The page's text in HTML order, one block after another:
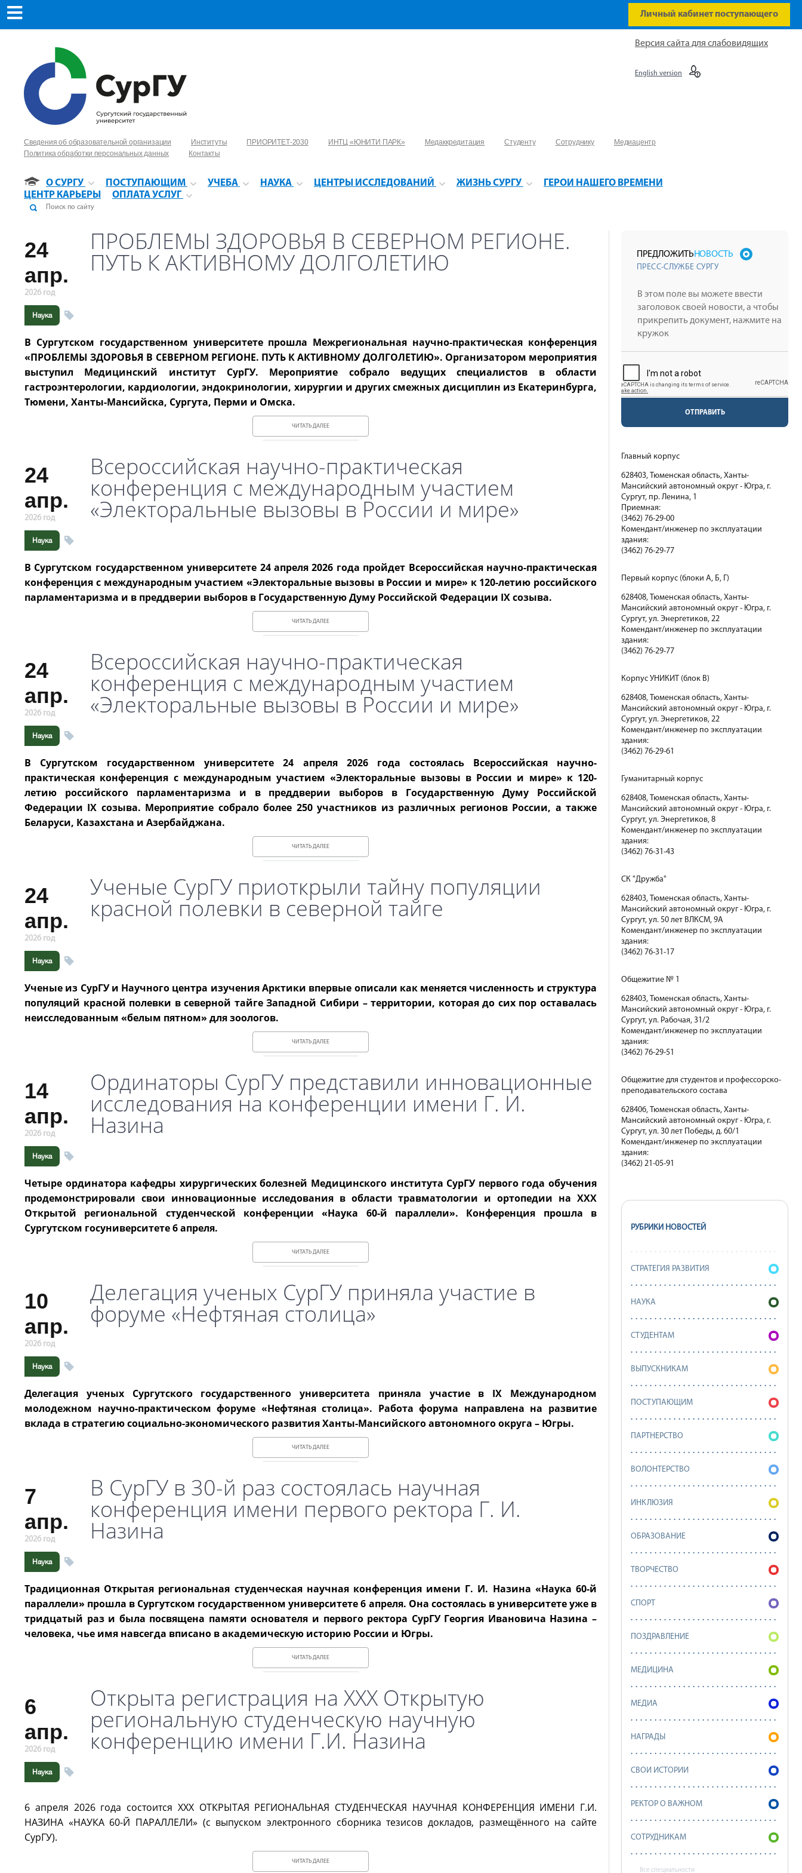
Личный кабинет поступающего
Сведения об образовательной организации Институты ПРИОРИТЕТ-2030 ИНТЦ «ЮНИТИ ПАРК» Медаккредитация Студенту Сотруднику
Медиацентр
Политика обработки персональных данных
Контакты
О СУРГУ ПОСТУПАЮЩИМ УЧЕБА НАУКА ЦЕНТРЫ ИССЛЕДОВАНИЙ ЖИЗНЬ СУРГУ
ГЕРОИ НАШЕГО ВРЕМЕНИ
ЦЕНТР КАРЬЕРЫ
ОПЛАТА УСЛУГ
Версия сайта для слабовидящих
English version
24
апр.
2026 год
ПРОБЛЕМЫ ЗДОРОВЬЯ В СЕВЕРНОМ РЕГИОНЕ.
ПУТЬ К АКТИВНОМУ ДОЛГОЛЕТИЮ
Наука
В Сургутском государственном университете прошла Межрегиональная научно-практическая конференция
«ПРОБЛЕМЫ ЗДОРОВЬЯ В СЕВЕРНОМ РЕГИОНЕ. ПУТЬ К АКТИВНОМУ ДОЛГОЛЕТИЮ». Организатором мероприятия
выступил Медицинский институт СурГУ. Мероприятие собрало ведущих специалистов в области
гастроэнтерологии, кардиологии, эндокринологии, хирургии и других смежных дисциплин из Екатеринбурга,
Тюмени, Ханты-Мансийска, Сургута, Перми и Омска.
ЧИТАТЬ ДАЛЕЕ
24
апр.
2026 год
Всероссийская научно-практическая
конференция с международным участием
«Электоральные вызовы в России и мире»
Наука
В Сургутском государственном университете 24 апреля 2026 года пройдет Всероссийская научно-практическая
конференция с международным участием «Электоральные вызовы в России и мире» к 120-летию российского
парламентаризма и в преддверии выборов в Государственную Думу Российской Федерации IX созыва.
ЧИТАТЬ ДАЛЕЕ
24
апр.
2026 год
Всероссийская научно-практическая
конференция с международным участием
«Электоральные вызовы в России и мире»
Наука
В Сургутском государственном университете 24 апреля 2026 года состоялась Всероссийская научно-
практическая конференция с международным участием «Электоральные вызовы в России и мире» к 120-
летию российского парламентаризма и в преддверии выборов в Государственную Думу Российской
Федерации IX созыва. Мероприятие собрало более 250 участников из различных регионов России, а также
Беларуси, Казахстана и Азербайджана.
ЧИТАТЬ ДАЛЕЕ
24
апр.
2026 год
Ученые СурГУ приоткрыли тайну популяции
красной полевки в северной тайге
Наука
Ученые из СурГУ и Научного центра изучения Арктики впервые описали как меняется численность и структура
популяций красной полевки в северной тайге Западной Сибири – территории, которая до сих пор оставалась
неисследованным «белым пятном» для зоологов.
ЧИТАТЬ ДАЛЕЕ
14
апр.
2026 год
Ординаторы СурГУ представили инновационные
исследования на конференции имени Г. И.
Назина
Наука
Четыре ординатора кафедры хирургических болезней Медицинского института СурГУ первого года обучения
продемонстрировали свои инновационные исследования в области травматологии и ортопедии на XXX
Открытой региональной студенческой конференции «Наука 60-й параллели». Конференция прошла в
Сургутском госуниверситете 6 апреля.
ЧИТАТЬ ДАЛЕЕ
10
апр.
2026 год
Делегация ученых СурГУ приняла участие в
форуме «Нефтяная столица»
Наука
Делегация ученых Сургутского государственного университета приняла участие в IX Международном
молодежном научно-практическом форуме «Нефтяная столица». Работа форума направлена на развитие
вклада в стратегию социально-экономического развития Ханты-Мансийского автономного округа – Югры.
ЧИТАТЬ ДАЛЕЕ
7
апр.
2026 год
В СурГУ в 30-й раз состоялась научная
конференция имени первого ректора Г. И.
Назина
Наука
Традиционная Открытая региональная студенческая научная конференция имени Г. И. Назина «Наука 60-й
параллели» прошла в Сургутском государственном университете 6 апреля. Она состоялась в университете уже в
тридцатый раз и была посвящена памяти основателя и первого ректора СурГУ Георгия Ивановича Назина –
человека, чье имя навсегда вписано в академическую историю России и Югры.
ЧИТАТЬ ДАЛЕЕ
6
апр.
2026 год
Открыта регистрация на XXX Открытую
региональную студенческую научную
конференцию имени Г.И. Назина
Наука
6 апреля 2026 года состоится XXX ОТКРЫТАЯ РЕГИОНАЛЬНАЯ СТУДЕНЧЕСКАЯ НАУЧНАЯ КОНФЕРЕНЦИЯ ИМЕНИ Г.И.
НАЗИНА «НАУКА 60-Й ПАРАЛЛЕЛИ» (с выпуском электронного сборника тезисов докладов, размещённого на сайте
СурГУ).
ЧИТАТЬ ДАЛЕЕ
ПРЕДЛОЖИТЬНОВОСТЬ
ПРЕСС-СЛУЖБЕ СУРГУ
ОТПРАВИТЬ
Главный корпус
628403, Тюменская область, Ханты-
Мансийский автономный округ - Югра, г.
Сургут, пр. Ленина, 1
Приемная:
(3462) 76-29-00
Комендант/инженер по эксплуатации
здания:
(3462) 76-29-77
Первый корпус (блоки А, Б, Г)
628408, Тюменская область, Ханты-
Мансийский автономный округ - Югра, г.
Сургут, ул. Энергетиков, 22
Комендант/инженер по эксплуатации
здания:
(3462) 76-29-77
Корпус УНИКИТ (блок В)
628408, Тюменская область, Ханты-
Мансийский автономный округ - Югра, г.
Сургут, ул. Энергетиков, 22
Комендант/инженер по эксплуатации
здания:
(3462) 76-29-61
Гуманитарный корпус
628408, Тюменская область, Ханты-
Мансийский автономный округ - Югра, г.
Сургут, ул. Энергетиков, 8
Комендант/инженер по эксплуатации
здания:
(3462) 76-31-43
СК "Дружба"
628403, Тюменская область, Ханты-
Мансийский автономный округ - Югра, г.
Сургут, ул. 50 лет ВЛКСМ, 9А
Комендант/инженер по эксплуатации
здания:
(3462) 76-31-17
Общежитие № 1
628403, Тюменская область, Ханты-
Мансийский автономный округ - Югра, г.
Сургут, ул. Рабочая, 31/2
Комендант/инженер по эксплуатации
здания:
(3462) 76-29-51
Общежитие для студентов и профессорско-
преподавательского состава
628406, Тюменская область, Ханты-
Мансийский автономный округ - Югра, г.
Сургут, ул. 30 лет Победы, д. 60/1
Комендант/инженер по эксплуатации
здания:
(3462) 21-05-91
РУБРИКИ НОВОСТЕЙ
СТРАТЕГИЯ РАЗВИТИЯ
НАУКА
СТУДЕНТАМ
ВЫПУСКНИКАМ
ПОСТУПАЮЩИМ
ПАРТНЕРСТВО
ВОЛОНТЕРСТВО
ИНКЛЮЗИЯ
ОБРАЗОВАНИЕ
ТВОРЧЕСТВО
СПОРТ
ПОЗДРАВЛЕНИЕ
МЕДИЦИНА
МЕДИА
НАГРАДЫ
СВОИ ИСТОРИИ
РЕКТОР О ВАЖНОМ
СОТРУДНИКАМ
Все специальности